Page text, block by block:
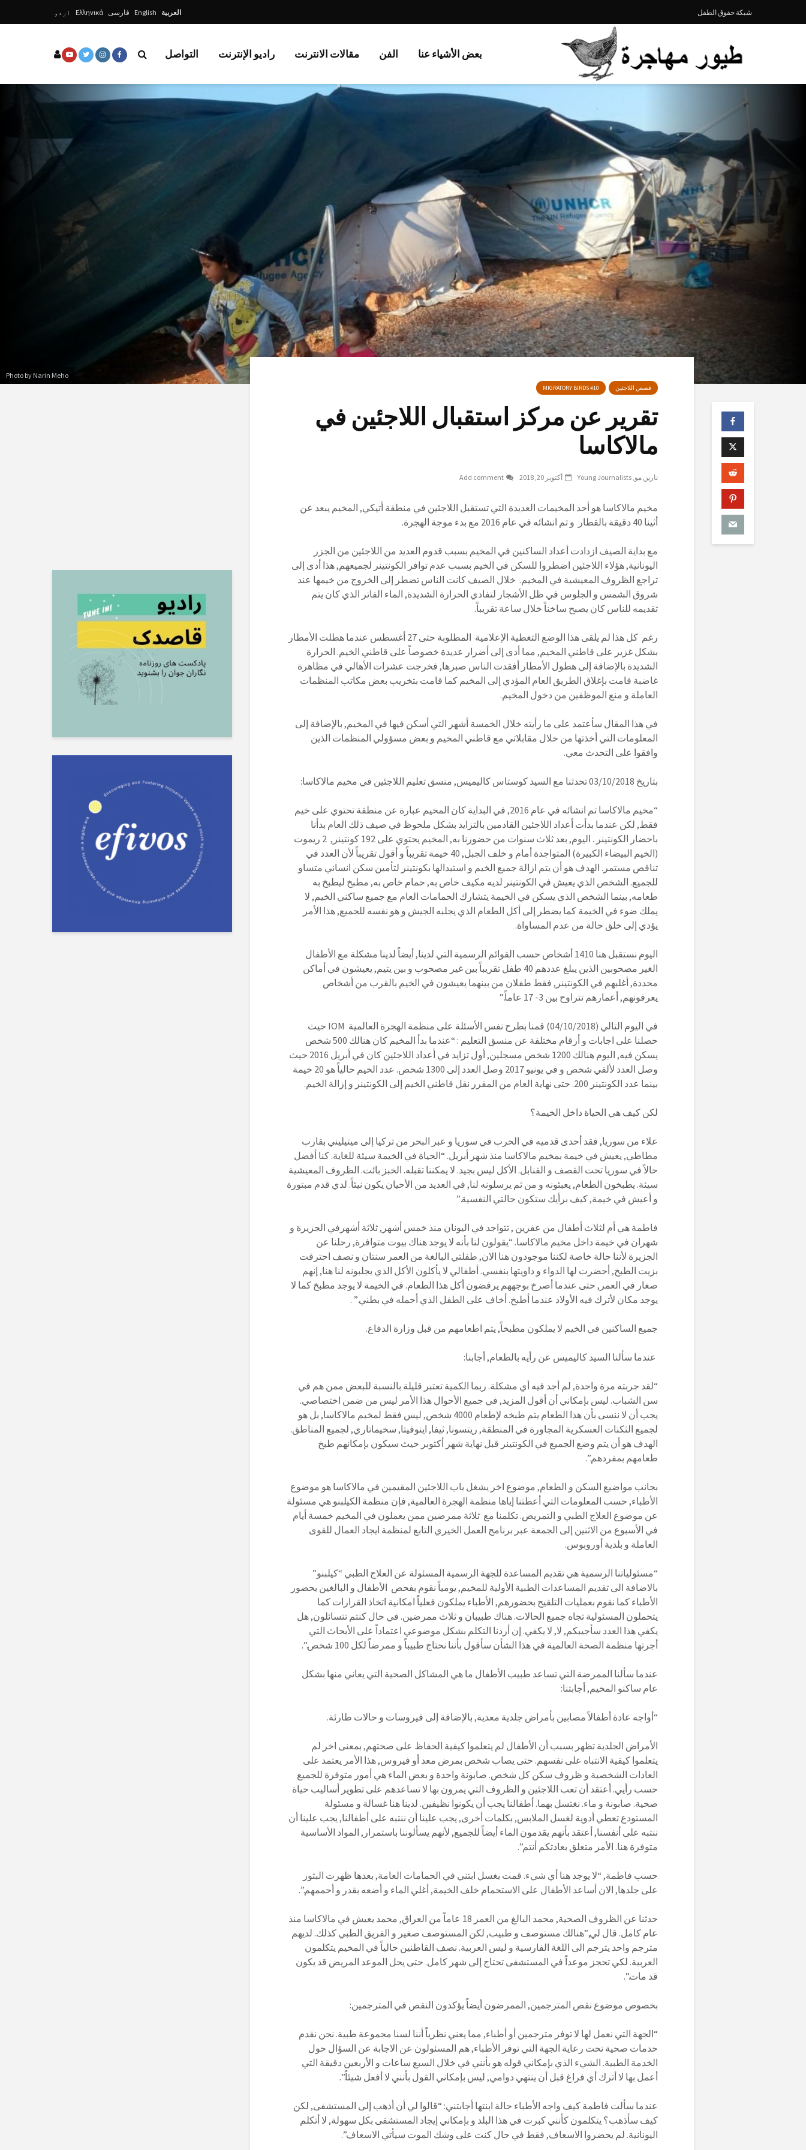
شبكة حقوق الطفل العربية English فارسی Ελληνικά اردو
بعض الأشياء عنا الفن مقالات الانترنت راديو الإنترنت التواصل
Photo by Narin Meho
قصص اللاجئين MIGRATORY BIRDS #10
تقرير عن مركز استقبال اللاجئين في
مالاكاسا
نارين مو Young Journalists أكتوبر 20, 2018 Add comment
مخيم مالاكاسا هو أحد المخيمات العديدة التي تستقبل اللاجئين في منطقة أتيكي, المخيم يبعد عن
أثينا 40
دقيقة بالقطار و تم انشائه في عام 2016 مع بدء موجة الهجرة.
مع بداية الصيف ازدادت أعداد الساكنين في المخيم بسبب قدوم العديد من اللاجئين من الجزر
اليونانية, هؤلاء اللاجئين اضطروا للسكن في الخيم بسبب عدم توافر الكونتينر لجميعهم, هذا أدى إلى
تراجع الظروف المعيشية في المخيم. خلال الصيف كانت الناس تضطر إلى الخروج من خيمها عند
شروق الشمس و الجلوس في ظل الأشجار لتفادي الحرارة الشديدة, الماء الفاتر الذي كان يتم
تقديمه للناس كان يصبح ساخناً خلال ساعة تقريباً.
رغم كل هذا لم يلقى هذا الوضع التغطية الإعلامية المطلوبة حتى 27 أغسطس عندما هطلت الأمطار
بشكل غزير على قاطني المخيم, مما أدى إلى أضرار عديدة خصوصاً على قاطني الخيم. الحرارة
الشديدة بالإضافة إلى هطول الأمطار أفقدت الناس صبرها, فخرجت عشرات الأهالي في مظاهرة
غاضبة قامت بإغلاق الطريق العام المؤدي إلى المخيم كما قامت بتخريب بعض مكاتب المنظمات
العاملة و منع الموظفين من دخول المخيم.
في هذا المقال سأعتمد على ما رأيته خلال الخمسة أشهر التي أسكن فيها في المخيم, بالإضافة إلى
المعلومات التي أخذتها من خلال مقابلاتي مع قاطني المخيم و بعض مسؤولي المنظمات الذين
وافقوا على التحدث معي.
بتاريخ 03/10/2018 تحدثنا مع السيد كوستاس كاليميس, منسق تعليم اللاجئين في مخيم مالاكاسا:
“مخيم مالاكاسا تم انشائه في عام 2016, في البداية كان المخيم عبارة عن منطقة تحتوي على خيم
فقط, لكن عندما بدأت أعداد اللاجئين القادمين بالتزايد بشكل ملحوظ في صيف ذلك العام بدأنا
باحضار الكونتينر . اليوم, بعد ثلاث سنوات من حضورنا به, المخيم يحتوي على 192 كونتينر, 2 ريموت
(الخيم البيضاء الكبيرة) المتواجدة أمام و خلف الجبل, 40 خيمة تقريباً و أقول تقريباً لأن العدد في
تناقص مستمر. الهدف هو أن يتم ازالة جميع الخيم و استبدالها بكونتينر لتأمين سكن انساني متساو
للجميع. الشخص الذي يعيش في الكونتينر لديه مكيف خاص به, حمام خاص به, مطبخ ليطبخ به
طعامه, بينما الشخص الذي يسكن في الخيمة يتشارك الحمامات العام مع جميع ساكني الخيم, لا
يملك ضوء في الخيمة كما يضطر إلى أكل الطعام الذي يجلبه الجيش و هو نفسه للجميع, هذا الأمر
يؤدي إلى خلق حالة من عدم المساواة.
اليوم نستقبل هنا 1410 أشخاص حسب القوائم الرسمية التي لدينا, أيضاً لدينا مشكلة مع الأطفال
الغير مصحوبين الذين يبلغ عددهم 40 طفل تقريباً بين غير مصحوب و بين يتيم, يعيشون في أماكن
محددة, أغلبهم في الكونتينر, فقط طفلان من بينهما يعيشون في الخيم بالقرب من أشخاص
يعرفونهم, أعمارهم تتراوح بين 3- 17 عاماً.”
في اليوم التالي (04/10/2018) قمنا بطرح نفس الأسئلة على منظمة الهجرة العالمية IOM حيث
حصلنا على اجابات و أرقام مختلفة عن منسق التعليم :
“عندما بدأ المخيم كان هنالك 500 شخص
يسكن فيه, اليوم هنالك 1200 شخص مسجلين, أول تزايد في أعداد اللاجئين كان في أبريل 2016 حيث
وصل العدد لألفي شخص و في يونيو 2017 وصل العدد إلى 1300 شخص. عدد الخيم حالياً هو 20 خيمة
بينما عدد الكونتينر 200. حتى نهاية العام من المقرر نقل قاطني الخيم إلى الكونتينر و إزالة الخيم.
لكن كيف هي الحياة داخل الخيمة؟
علاء من سوريا, فقد أحدى قدميه في الحرب في سوريا و عبر البحر من تركيا إلى ميتيليني بقارب
مطاطي, يعيش في خيمة بمخيم مالاكاسا منذ شهر أبريل. “الحياة في الخيمة سيئة للغاية. كنا أفضل
حالاً في سوريا تحت القصف و القنابل. الأكل ليس بجيد. لا يمكننا تقبله. الخبز بائت. الظروف المعيشية
سيئة. يطبخون الطعام, يعبئونه و من ثم يرسلونه لنا, في العديد من الأحيان يكون نيئاً. لدي قدم مبتورة
و أعيش في خيمة, كيف برأيك ستكون حالتي النفسية.”
فاطمة هي أم لثلاث أطفال من عفرين , تتواجد في اليونان منذ خمس أشهر, ثلاثة أشهرفي الجزيرة و
شهران في خيمة داخل مخيم مالاكاسا. “يقولون لنا بأنه لا يوجد هناك بيوت متوافرة, رحلنا عن
الجزيرة لأننا حالة خاصة لكننا موجودون هنا الان, طفلتي البالغة من العمر سنتان و نصف احترقت
بزيت الطبخ, أحضرت لها الدواء و داويتها بنفسي. أطفالي لا يأكلون الأكل الذي يجلبونه لنا هنا, إنهم
صغار في العمر, حتى عندما أصرخ بوجههم يرفضون أكل هذا الطعام. في الخيمة لا يوجد مطبخ كما لا
يوجد مكان لأترك فيه الأولاد عندما أطبخ. أخاف على الطفل الذي أحمله في بطني.” .
جميع الساكنين في الخيم لا يملكون مطبخاً, يتم اطعامهم من قبل وزارة الدفاع.
عندما سألنا السيد كاليميس عن رأيه بالطعام, أجابنا:
“لقد جربته مرة واحدة, لم أجد فيه أي مشكلة. ربما الكمية تعتبر قليلة بالنسبة للبعض ممن هم في
سن الشباب. ليس بإمكاني أن أقول المزيد, في جميع الأحوال هذا الأمر ليس من ضمن اختصاصي.
يجب أن لا ننسى بأن هذا الطعام يتم طبخه لإطعام 4000 شخص, ليس فقط لمخيم مالاكاسا, بل هو
لجميع الثكنات العسكرية المجاورة في المنطقة, ريتسونا, ثيفا, اينوفيتا, سخيماتاري, لجميع المناطق.
الهدف هو أن يتم وضع الجميع في الكونتينر قبل نهاية شهر أكتوبر حيث سيكون بإمكانهم طبخ
طعامهم بمفردهم.”.
بجانب مواضيع السكن و الطعام, موضوع اخر يشغل باب اللاجئين المقيمين في مالاكاسا هو موضوع
الأطباء, حسب المعلومات التي أعطتنا إياها منظمة الهجرة العالمية, فإن منظمة الكيلبنو هي مسئولة
عن موضوع العلاج الطبي و التمريض. تكلمنا مع ثلاثة ممرضين ممن يعملون في المخيم خمسة أيام
في الأسبوع من الاثنين إلى الجمعة عبر برنامج العمل الخيري التابع لمنظمة ايجاد العمال للقوى
العاملة و بلدية أوروبوس.
“مسئولياتنا الرسمية هي تقديم المساعدة للجهة الرسمية المسئولة عن العلاج الطبي “كيلبنو”
بالاضافة الى تقديم المساعدات الطبية الأولية للمخيم, يومياً نقوم بفحص الأطفال و البالغين بحضور
الأطباء كما نقوم بعمليات التلقيح بحضورهم, الأطباء يملكون فعلياً امكانية اتخاذ القرارات كما
يتحملون المسئولية تجاه جميع الحالات. هناك طبيبان و ثلاث ممرضين. في حال كنتم تتسائلون, هل
يكفي هذا العدد سأجيبكم, لا, لا يكفي. إن أردنا التكلم بشكل موضوعي اعتماداً على الأبحاث التي
أجرتها منظمة الصحة العالمية في هذا الشأن سأقول بأننا نحتاج طبيباً و ممرضاً لكل 100 شخص.”.
عندما سألنا الممرضة التي تساعد طبيب الأطفال ما هي المشاكل الصحية التي يعاني منها بشكل
عام ساكنو المخيم, أجابتنا:
“أواجه عادة أطفالاً مصابين بأمراض جلدية معدية, بالإضافة إلى فيروسات و حالات طارئة.
الأمراض الجلدية تظهر بسبب أن الأطفال لم يتعلموا كيفية الحفاظ على صحتهم, بمعنى اخر لم
يتعلموا كيفية الانتباه على نفسهم. حتى يصاب شخص بمرض معد أو فيروس, هذا الأمر يعتمد على
العادات الشخصية و ظروف سكن كل شخص. صابونة واحدة و بعض الماء هي أمور متوفرة للجميع
حسب رأيي. أعتقد أن تعب اللاجئين و الظروف التي يمرون بها لا تساعدهم على تطوير أساليب حياة
صحية. صابونة و ماء. نغتسل بهما. أطفالنا يجب أن يكونوا نظيفين. لدينا هنا غسالة و مسئولة
المستودع تعطي أدوية لغسل الملابس, بكلمات أخرى, يجب علينا أن ننتبه على أطفالنا, يجب علينا أن
ننتبه على أنفسنا, أعتقد بأنهم يقدمون الماء أيضاً للجميع, لأنهم يسألوننا باستمرار, المواد الأساسية
متوفرة هنا. الأمر متعلق بعادتكم أنتم”.
حسب فاطمة, “لا يوجد هنا أي شيء. قمت بغسل ابتني في الحمامات العامة, بعدها ظهرت البثور
على جلدها, الان أساعد الأطفال على الاستحمام خلف الخيمة, أغلي الماء و أضعه بقدر و أحممهم.”.
حدثنا عن الظروف الصحية, محمد البالغ من العمر 18 عاماً من العراق, محمد يعيش في مالاكاسا منذ
عام كامل. قال لي,”هنالك مستوصف و طبيب, لكن المستوصف صغير و الفريق الطبي كذلك. لديهم
مترجم واحد يترجم الى اللغة الفارسية و ليس العربية. نصف القاطنين حالياً في المخيم يتكلمون
العربية. لكي تحجز موعداً في المستشفى تحتاج إلى شهر كامل. حتى يحل الموعد المريض قد يكون
قد مات.”.
بخصوص موضوع نقص المترجمين, الممرضون أيضاً يؤكدون النقص في المترجمين:
“الجهة التي نعمل لها لا توفر مترجمين أو أطباء, مما يعني نظرياً أننا لسنا مجموعة طبية. نحن نقدم
حدمات صحية تحت رعاية الجهة التي توفر الأطباء, هم المسئولون عن الاجابة عن السؤال حول
الخدمة الطبية. الشيء الذي بإمكاني قوله هو بأنني في خلال السبع ساعات و الأربعين دقيقة التي
أعمل بها لا أترك أي فراغ قبل أن ينتهي دوامي, ليس بإمكاني القول بأنني لا أفعل شيئاً.”.
عندما سألت فاطمة كيف واجه الأطباء حالة ابنتها أجابتني: “قالوا لي أن أذهب إلى المستشفى, لكن
كيف سأذهب؟ يتكلمون كأنني كبرت في هذا البلد و بإمكاني إيجاد المستشفى بكل سهولة, لا أتكلم
اليونانية. لم يحضروا الاسعاف, فقط في حال كنت على وشك الموت سيأتي الاسعاف”.